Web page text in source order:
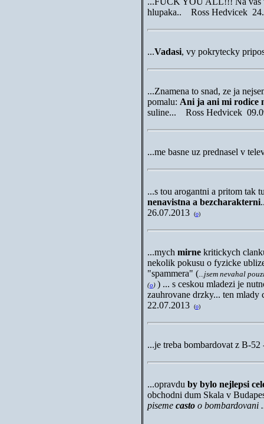
hlupaka.. Ross Hedvicek
...Vadasi, vy pokrytecky
...Znamena to snad, ze ja
pomalu: Ani ja ani mi rodice
suline... Ross Hedvicek
...me basne uz prednasel v
...s tou arogantni a pritom tak
nenavistna a bezcharakterni
26.07.2013
(o)
...mych mirne kritickych
nekolik pokusu o fyzicke
"spammera" (...jsem nevahal
(o) ) ... s ceskou mladezi je
zauhrovane drzky... ten
22.07.2013
(o)
...je treba bombardovat z B-52
...opravdu by bylo nejlepsi
obchodni dum Skala v
piseme casto o bombardovani